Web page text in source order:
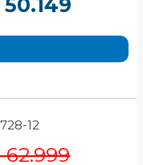
50.149
12
62.999